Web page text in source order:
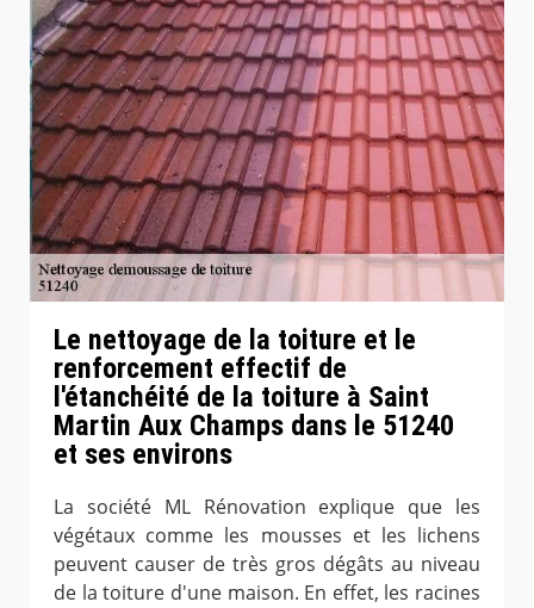
Le nettoyage de la toiture et le
renforcement effectif de
l'étanchéité de la toiture à Saint
Martin Aux Champs dans le 51240
et ses environs
La société ML Rénovation explique que les
végétaux comme les mousses et les lichens
peuvent causer de très gros dégâts au niveau
de la toiture d'une maison. En effet, les racines